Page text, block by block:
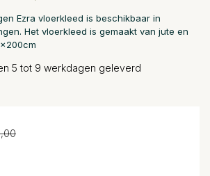
Ezra vloerkleed is beschikbaar in
Het vloerkleed is gemaakt van jute en
5 tot 9 werkdagen geleverd